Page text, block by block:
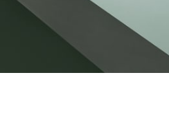
KOLON AUTOMOTIVE